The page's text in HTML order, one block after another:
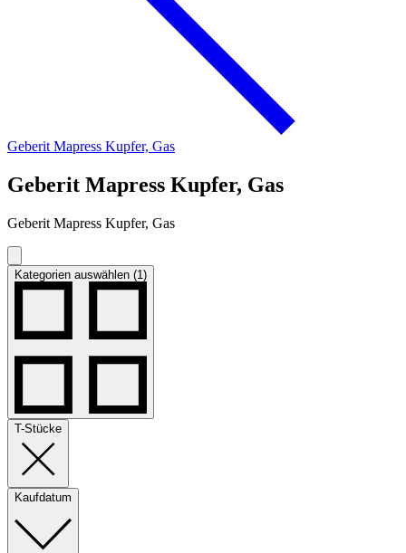
Geberit Mapress Kupfer, Gas
Geberit Mapress Kupfer, Gas
Geberit Mapress Kupfer, Gas
Kategorien auswählen (1)
T-Stücke
Kaufdatum